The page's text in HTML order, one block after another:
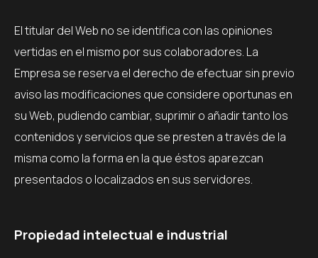
El titular del Web no se identifica con las opiniones
vertidas en el mismo por sus colaboradores. La
Empresa se reserva el derecho de efectuar sin previo
aviso las modificaciones que considere oportunas en
su Web, pudiendo cambiar, suprimir o añadir tanto los
contenidos y servicios que se presten a través de la
misma como la forma en la que éstos aparezcan
presentados o localizados en sus servidores.
Propiedad intelectual e industrial